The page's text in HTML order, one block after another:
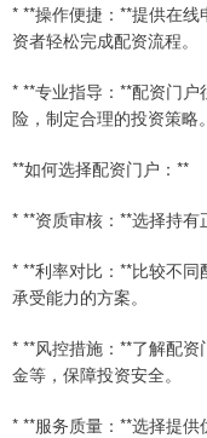
* **操作便捷：**提供在线
资者轻松完成配资流程。
* **专业指导：**配资门
险，制定合理的投资策略。
**如何选择配资门户：**
* **资质审核：**选择持有
* **利率对比：**比较不
承受能力的方案。
* **风控措施：**了解配
金等，保障投资安全。
* **服务质量：**选择提